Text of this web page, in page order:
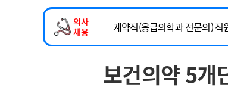
인포메이션 행정처분
회사소개
의사
채용
계약직(응급의학과 전문의) 직
하반기 전공의(레지던트1년차
2026년 하반기 인턴 모집
보건의약 5개